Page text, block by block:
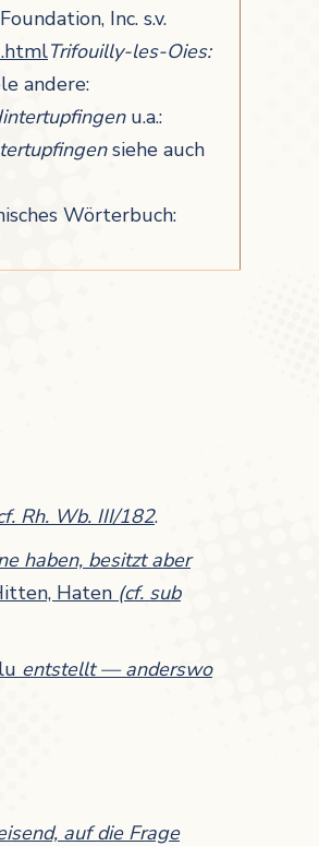
Inc. s.v.
Trifouilly-les-Oies:
andere:
u.a.:
siehe auch
Wörterbuch:
Rh. Wb. III/182.
haben, besitzt aber
Haten (cf. sub
entstellt — anderswo
auf die Frage